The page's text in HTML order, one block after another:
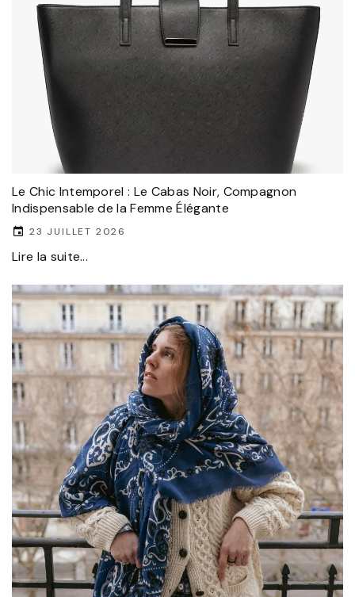
Le Chic Intemporel : Le Cabas Noir, Compagnon
Indispensable de la Femme Élégante
23 JUILLET 2026
Lire la suite...